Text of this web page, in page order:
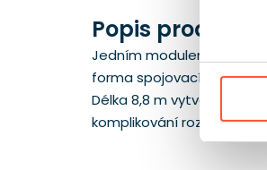
Popis produktu
Jedním modulem
forma spojovacího
Délka 8,8 m vytváří
komplikování rozmístění